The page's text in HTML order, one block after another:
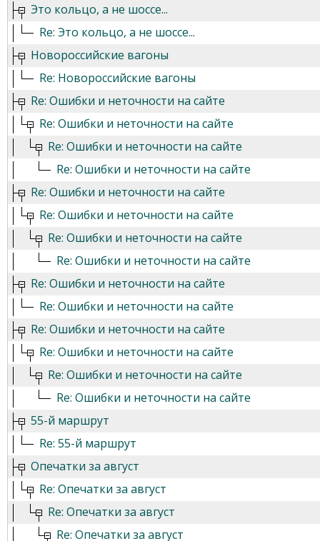
Это кольцо, а не шоссе...
Re: Это кольцо, а не шоссе...
Новороссийские вагоны
Re: Новороссийские вагоны
Re: Ошибки и неточности на сайте
Re: Ошибки и неточности на сайте
Re: Ошибки и неточности на сайте
Re: Ошибки и неточности на сайте
Re: Ошибки и неточности на сайте
Re: Ошибки и неточности на сайте
Re: Ошибки и неточности на сайте
Re: Ошибки и неточности на сайте
Re: Ошибки и неточности на сайте
Re: Ошибки и неточности на сайте
Re: Ошибки и неточности на сайте
Re: Ошибки и неточности на сайте
Re: Ошибки и неточности на сайте
Re: Ошибки и неточности на сайте
55-й маршрут
Re: 55-й маршрут
Опечатки за август
Re: Опечатки за август
Re: Опечатки за август
Re: Опечатки за август